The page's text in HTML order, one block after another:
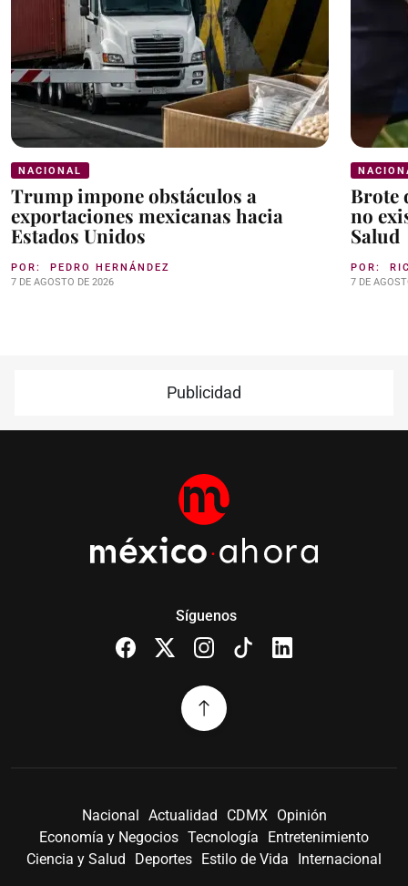
NACIONAL
Trump impone obstáculos a
exportaciones mexicanas hacia
Estados Unidos
POR: PEDRO HERNÁNDEZ
7 DE AGOSTO DE 2026
Brote
no
Salud
POR:
7 DE
Publicidad
Síguenos
Nacional Actualidad CDMX
Opinión
Economía y Negocios Tecnología
Entretenimiento
Ciencia y Salud
Deportes Estilo de Vida Internacional